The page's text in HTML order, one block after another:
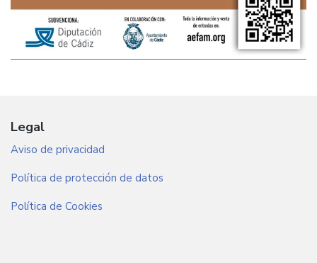
Legal
Aviso de privacidad
Política de protección de datos
Política de Cookies